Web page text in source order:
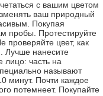
с вашим цветом
ваш природный
Покупая
пробы. Протестируйте
проверяйте цвет, как
Лучше нанесите
лицо: часть на
называют
минут. Почти каждое
потемнеет. Покупайте